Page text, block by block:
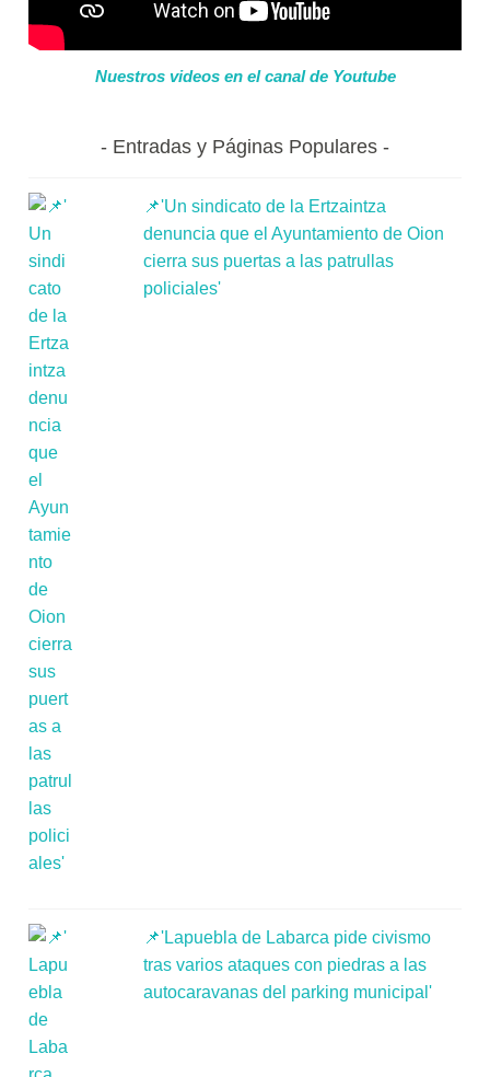
Nuestros videos en el canal de Youtube
Entradas y Páginas Populares
📌'Un sindicato de la Ertzaintza
denuncia que el Ayuntamiento de Oion
cierra sus puertas a las patrullas
policiales'
📌'Lapuebla de Labarca pide civismo
tras varios ataques con piedras a las
autocaravanas del parking municipal'